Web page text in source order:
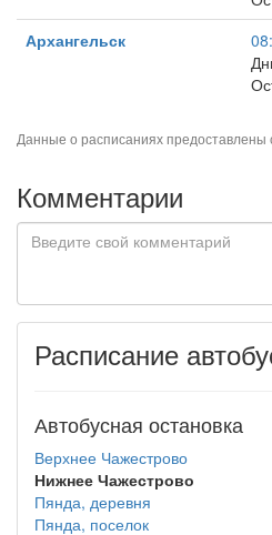
Архангельск
Данные о расписаниях предоставлены
Комментарии
Расписание
Автобусная остановка
Верхнее Чажестрово
Нижнее Чажестрово
Пянда, деревня
Пянда, поселок